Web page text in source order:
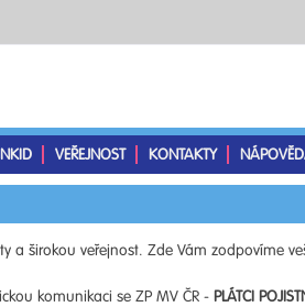
VEŘEJNOST KONTAKTY
a širokou veřejnost. Zde Vám zodpovíme
komunikaci se ZP MV ČR - PLÁTCI